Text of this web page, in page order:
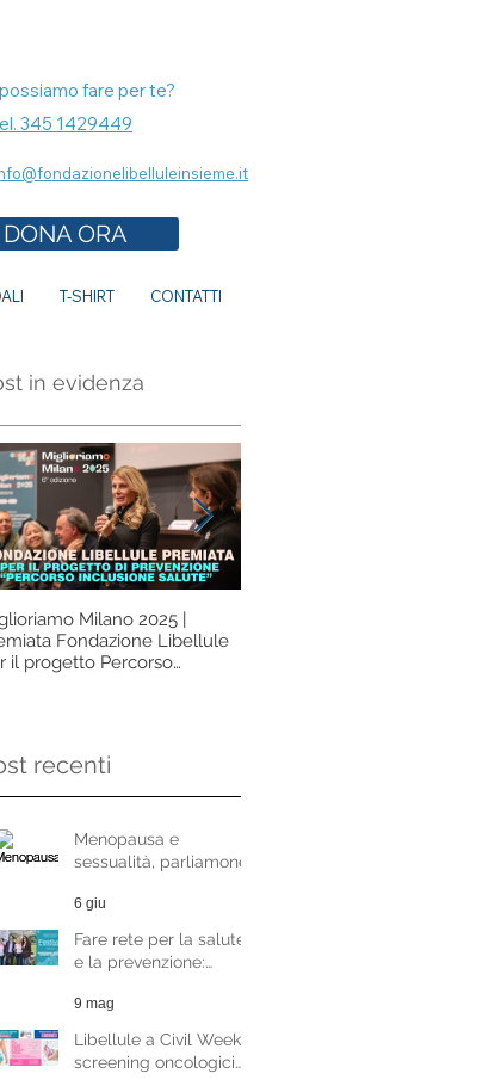
fare per te?
345 1429449
DONA ORA
in evidenza
Milano 2025 |
Fondazione Libellule
il progetto Percorso
recenti
Menopausa e
sessualità, parliamone
Raffaela Di Pace
6 giu
Fare rete per la salute
e la prevenzione:
Festival del Welfare di
Milano
9 mag
Libellule a Civil Week:
screening oncologici
T-SHIRT CONTATTI